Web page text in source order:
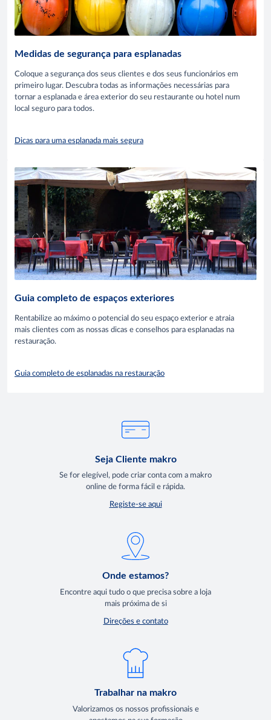
Medidas de segurança para esplanadas
Coloque a segurança dos seus clientes e dos seus funcionários em
primeiro lugar. Descubra todas as informações necessárias para
tornar a esplanada e área exterior do seu restaurante ou hotel num
local seguro para todos.
Dicas para uma esplanada mais segura
Guia completo de espaços exteriores
Rentabilize ao máximo o potencial do seu espaço exterior e atraia
mais clientes com as nossas dicas e conselhos para esplanadas na
restauração.
Guia completo de esplanadas na restauração
Seja Cliente makro
Se for elegível, pode criar conta com a makro
online de forma fácil e rápida.
Registe-se aqui
Onde estamos?
Encontre aqui tudo o que precisa sobre a loja
mais próxima de si
Direções e contato
Trabalhar na makro
Valorizamos os nossos profissionais e